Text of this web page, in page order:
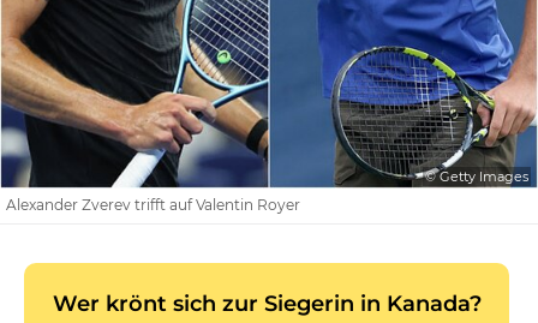
© Getty Images
Alexander Zverev trifft auf Valentin Royer